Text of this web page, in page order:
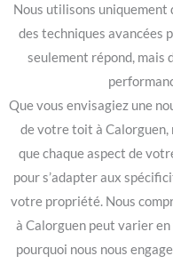
Nous utilisons
des techniques avancées
seulement répond, mais
Que vous envisagiez une
de votre toit à
que chaque aspect de
pour s’adapter aux
votre propriété. Nous
à Calorguen peut varier
pourquoi nous nous